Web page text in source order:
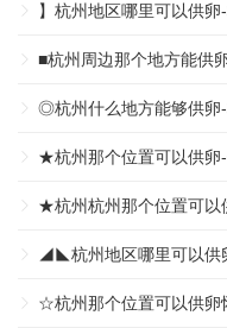
】杭州地区哪里可以供卵
■杭州周边那个地方能供
◎杭州什么地方能够供卵
★杭州那个位置可以供卵
★杭州杭州那个位置可以
◢◣杭州地区哪里可以供
☆杭州那个位置可以供卵